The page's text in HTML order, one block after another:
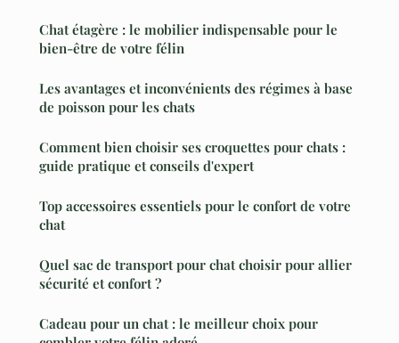
Chat étagère : le mobilier indispensable pour le
bien-être de votre félin
Les avantages et inconvénients des régimes à base
de poisson pour les chats
Comment bien choisir ses croquettes pour chats :
guide pratique et conseils d'expert
Top accessoires essentiels pour le confort de votre
chat
Quel sac de transport pour chat choisir pour allier
sécurité et confort ?
Cadeau pour un chat : le meilleur choix pour